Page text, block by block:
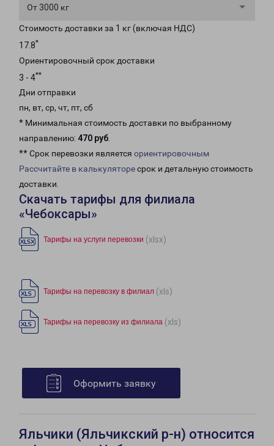
От 3000 кг
Стоимость доставки за 1 кг (включая НДС)
17.8*
Ориентировочный срок доставки
3 - 4**
Дни отправки
пн, вт, ср, чт, пт, сб
* Минимальная стоимость доставки по выбранному
направлению: 470 руб.
** Срок перевозки является ориентировочным
Рассчитайте в калькуляторесрок и детальную стоимость
доставки.
Скачать тарифы для филиала
«Чебоксары»
Тарифы на услуги перевозки (xlsx)
Тарифы на перевозку в филиал (xls)
Тарифы на перевозку из филиала (xls)
Оформить заявку
Яльчики (Яльчикский р-н) относится